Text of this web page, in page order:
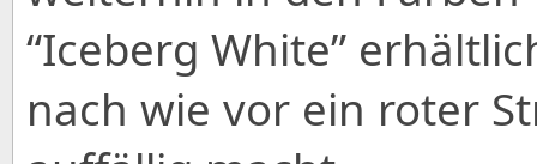
“Iceberg White”
nach wie vor ein roter